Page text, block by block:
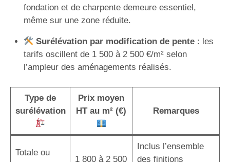
fondation et de charpente demeure essentiel,
même sur une zone réduite.
Surélévation par modification de pente: les
tarifs oscillent de 1 500 à 2 500 €/m² selon
l’ampleur des aménagements réalisés.
Type de
surélévation
Prix moyen
HT au m² (€)
Remarques
Totale ou
1 800 à 2 500
Inclus l’ensemble
des finitions